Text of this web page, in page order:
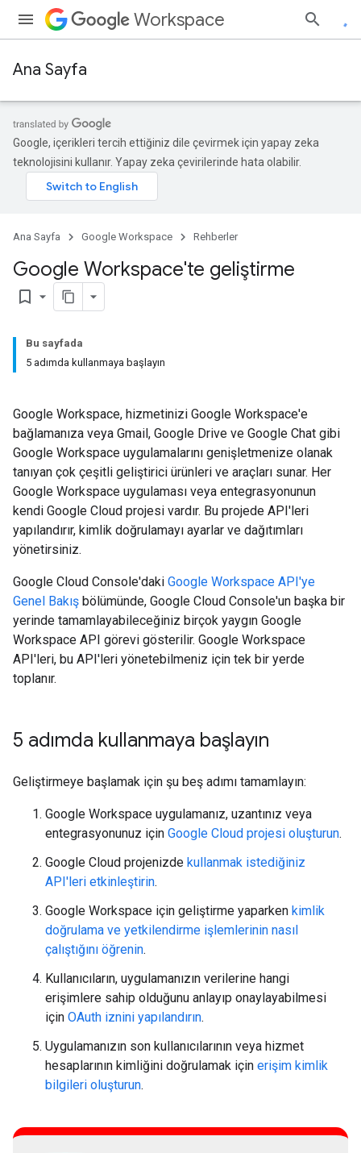
Workspace
Ana Sayfa
Google, içerikleri tercih ettiğiniz dile çevirmek için yapay zeka
teknolojisini kullanır. Yapay zeka çevirilerinde hata olabilir.
Ana Sayfa Google Workspace Rehberler
Google Workspace'te geliştirme
bookmark_border
Bu sayfada
5 adımda kullanmaya başlayın
Google Workspace, hizmetinizi Google Workspace'e
bağlamanıza veya Gmail, Google Drive ve Google Chat gibi
Google Workspace uygulamalarını genişletmenize olanak
tanıyan çok çeşitli geliştirici ürünleri ve araçları sunar. Her
Google Workspace uygulaması veya entegrasyonunun
kendi Google Cloud projesi vardır. Bu projede API'leri
yapılandırır, kimlik doğrulamayı ayarlar ve dağıtımları
yönetirsiniz.
Google Cloud Console'daki Google Workspace API'ye
Genel Bakış bölümünde, Google Cloud Console'un başka bir
yerinde tamamlayabileceğiniz birçok yaygın Google
Workspace API görevi gösterilir. Google Workspace
API'leri, bu API'leri yönetebilmeniz için tek bir yerde
toplanır.
5 adımda kullanmaya başlayın
Geliştirmeye başlamak için şu beş adımı tamamlayın:
Google Workspace uygulamanız, uzantınız veya
entegrasyonunuz için Google Cloud projesi oluşturun.
Google Cloud projenizde kullanmak istediğiniz
API'leri etkinleştirin.
Google Workspace için geliştirme yaparken kimlik
doğrulama ve yetkilendirme işlemlerinin nasıl
çalıştığını öğrenin.
Kullanıcıların, uygulamanızın verilerine hangi
erişimlere sahip olduğunu anlayıp onaylayabilmesi
için OAuth iznini yapılandırın.
Uygulamanızın son kullanıcılarının veya hizmet
hesaplarının kimliğini doğrulamak için erişim kimlik
bilgileri oluşturun.